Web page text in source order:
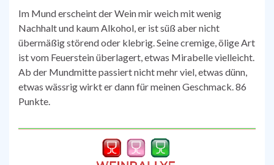
Im Mund erscheint der Wein mir weich mit wenig
Nachhalt und kaum Alkohol, er ist süß aber nicht
übermäßig störend oder klebrig. Seine cremige, ölige Art
ist vom Feuerstein überlagert, etwas Mirabelle vielleicht.
Ab der Mundmitte passiert nicht mehr viel, etwas dünn,
etwas wässrig wirkt er dann für meinen Geschmack. 86
Punkte.